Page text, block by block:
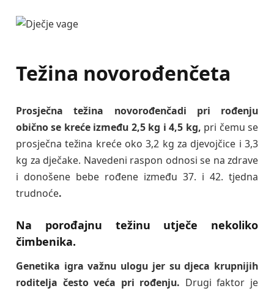
Težina novorođenčeta
Prosječna težina novorođenčadi pri rođenju
obično se kreće između 2,5 kg i 4,5 kg, pri čemu se
prosječna težina kreće oko 3,2 kg za djevojčice i 3,3
kg za dječake. Navedeni raspon odnosi se na zdrave
i donošene bebe rođene između 37. i 42. tjedna
trudnoće.
Na porođajnu težinu utječe nekoliko
čimbenika.
Genetika igra važnu ulogu jer su djeca krupnijih
roditelja često veća pri rođenju. Drugi faktor je